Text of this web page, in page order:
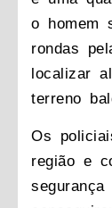
o homem
rondas
localizar
terreno
Os
região e